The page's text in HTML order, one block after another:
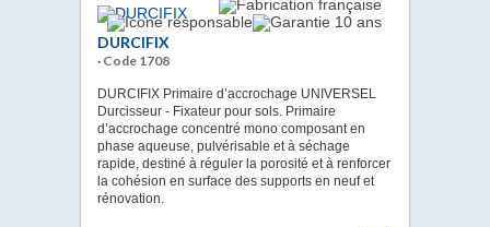
DURCIFIX
· Code 1708
DURCIFIX Primaire d’accrochage UNIVERSEL
Durcisseur - Fixateur pour sols. Primaire
d’accrochage concentré mono composant en
phase aqueuse, pulvérisable et à séchage
rapide, destiné à réguler la porosité et à renforcer
la cohésion en surface des supports en neuf et
rénovation.